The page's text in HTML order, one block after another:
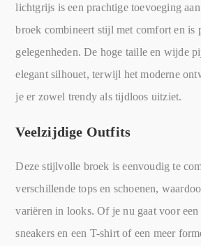
lichtgrijs is een prachtige toevoeging
broek combineert stijl met comfort en is
gelegenheden. De hoge taille en wijde
elegant silhouet, terwijl het moderne
je er zowel trendy als tijdloos uitziet.
Veelzijdige Outfits
Deze stijlvolle broek is eenvoudig te
verschillende tops en schoenen,
variëren in looks. Of je nu gaat voor
sneakers en een T-shirt of een meer